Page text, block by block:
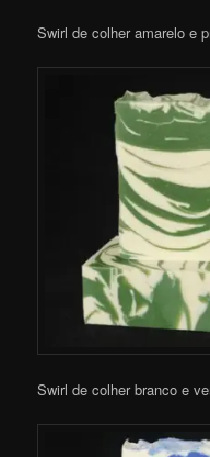
Swirl de colher amarelo e
Swirl de colher branco e